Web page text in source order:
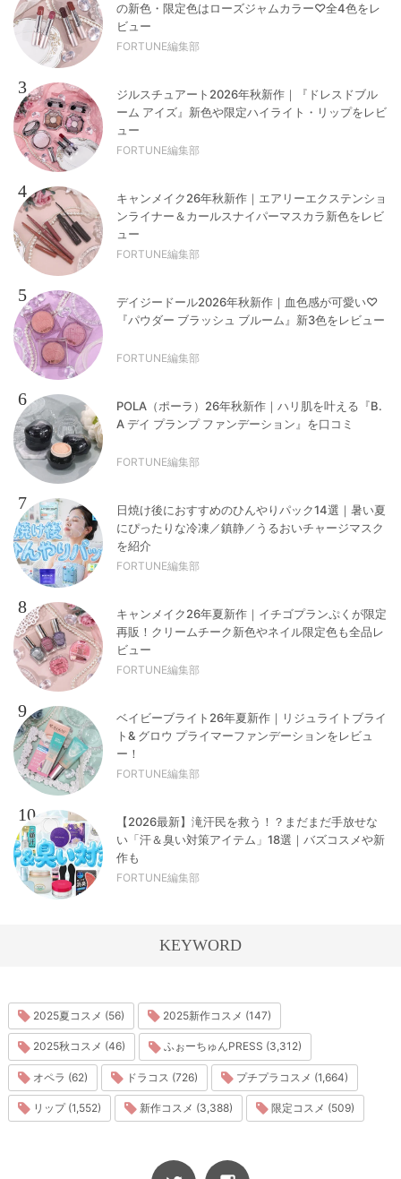
の新色・限定色はローズジャムカラー♡全4色をレ
ビュー
FORTUNE編集部
3
ジルスチュアート2026年秋新作｜『ドレスドブル
ーム アイズ』新色や限定ハイライト・リップをレビ
ュー
FORTUNE編集部
4
キャンメイク26年秋新作｜エアリーエクステンショ
ンライナー＆カールスナイパーマスカラ新色をレビ
ュー
FORTUNE編集部
5
デイジードール2026年秋新作｜血色感が可愛い♡
『パウダー ブラッシュ ブルーム』新3色をレビュー
FORTUNE編集部
6
POLA（ポーラ）26年秋新作｜ハリ肌を叶える『B.
A デイ プランプ ファンデーション』を口コミ
FORTUNE編集部
7
日焼け後におすすめのひんやりパック14選｜暑い夏
にぴったりな冷凍／鎮静／うるおいチャージマスク
を紹介
FORTUNE編集部
8
キャンメイク26年夏新作｜イチゴプランぷくが限定
再販！クリームチーク新色やネイル限定色も全品レ
ビュー
FORTUNE編集部
9
ベイビーブライト26年夏新作｜リジュライトブライ
ト& グロウ プライマーファンデーションをレビュ
ー！
FORTUNE編集部
10
【2026最新】滝汗民を救う！？まだまだ手放せな
い「汗＆臭い対策アイテム」18選｜バズコスメや新
作も
FORTUNE編集部
KEYWORD
2025夏コスメ (56) 2025新作コスメ (147)
2025秋コスメ (46) ふぉーちゅんPRESS (3,312)
オペラ (62) ドラコス (726) プチプラコスメ (1,664)
リップ (1,552) 新作コスメ (3,388) 限定コスメ (509)